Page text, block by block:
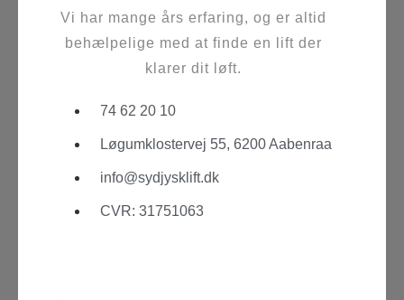
Vi har mange års erfaring, og er altid
behælpelige med at finde en lift der
klarer dit løft.
74 62 20 10
Løgumklostervej 55, 6200 Aabenraa
info@sydjysklift.dk
CVR: 31751063